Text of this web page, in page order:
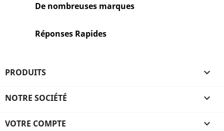
De nombreuses marques
Réponses Rapides
PRODUITS 
NOTRE SOCIÉTÉ 
VOTRE COMPTE 